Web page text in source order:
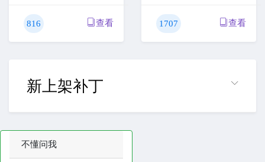
816 查看 1707 查看
新上架补丁
不懂问我